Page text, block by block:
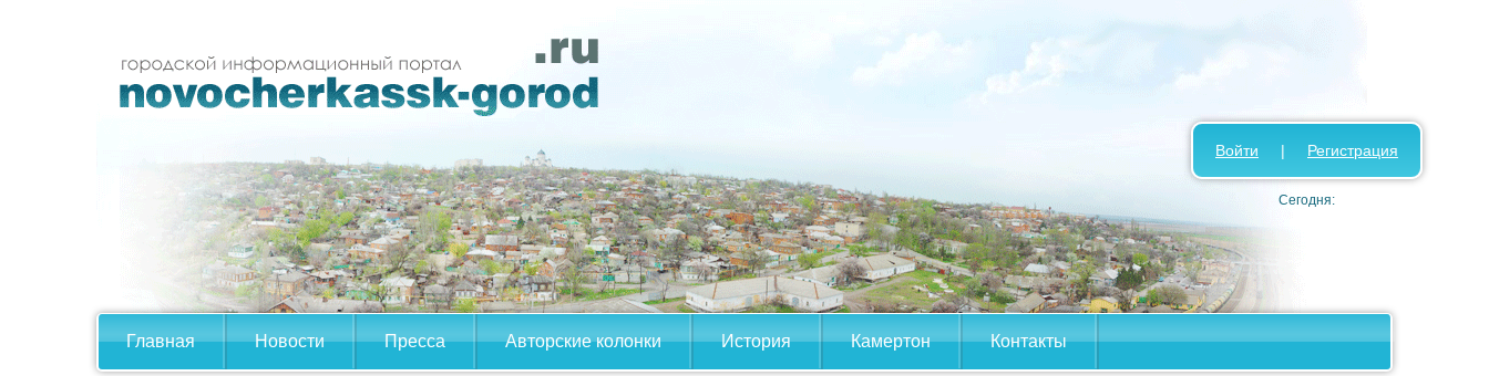
Главная Новости Пресса Авторские колонки История Камертон Контакты
Войти | Регистрация
Сегодня: